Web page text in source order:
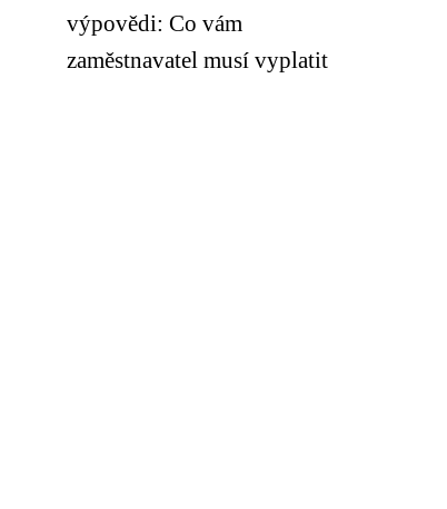
výpovědi: Co vám
zaměstnavatel musí vyplatit